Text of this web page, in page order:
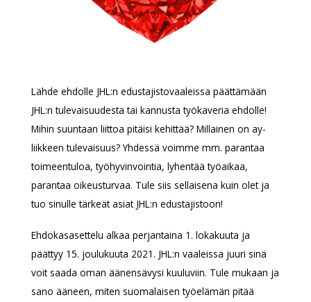
Lähde ehdolle JHL:n edustajistovaaleissa päättämään
JHL:n tulevaisuudesta tai kannusta työkaveria ehdolle!
Mihin suuntaan liittoa pitäisi kehittää? Millainen on ay-
liikkeen tulevaisuus? Yhdessä voimme mm. parantaa
toimeentuloa, työhyvinvointia, lyhentää työaikaa,
parantaa oikeusturvaa. Tule siis sellaisena kuin olet ja
tuo sinulle tärkeät asiat JHL:n edustajistoon!
Ehdokasasettelu alkaa perjantaina 1. lokakuuta ja
päättyy 15. joulukuuta 2021. JHL:n vaaleissa juuri sinä
voit saada oman äänensävysi kuuluviin. Tule mukaan ja
sano ääneen, miten suomalaisen työelämän pitää